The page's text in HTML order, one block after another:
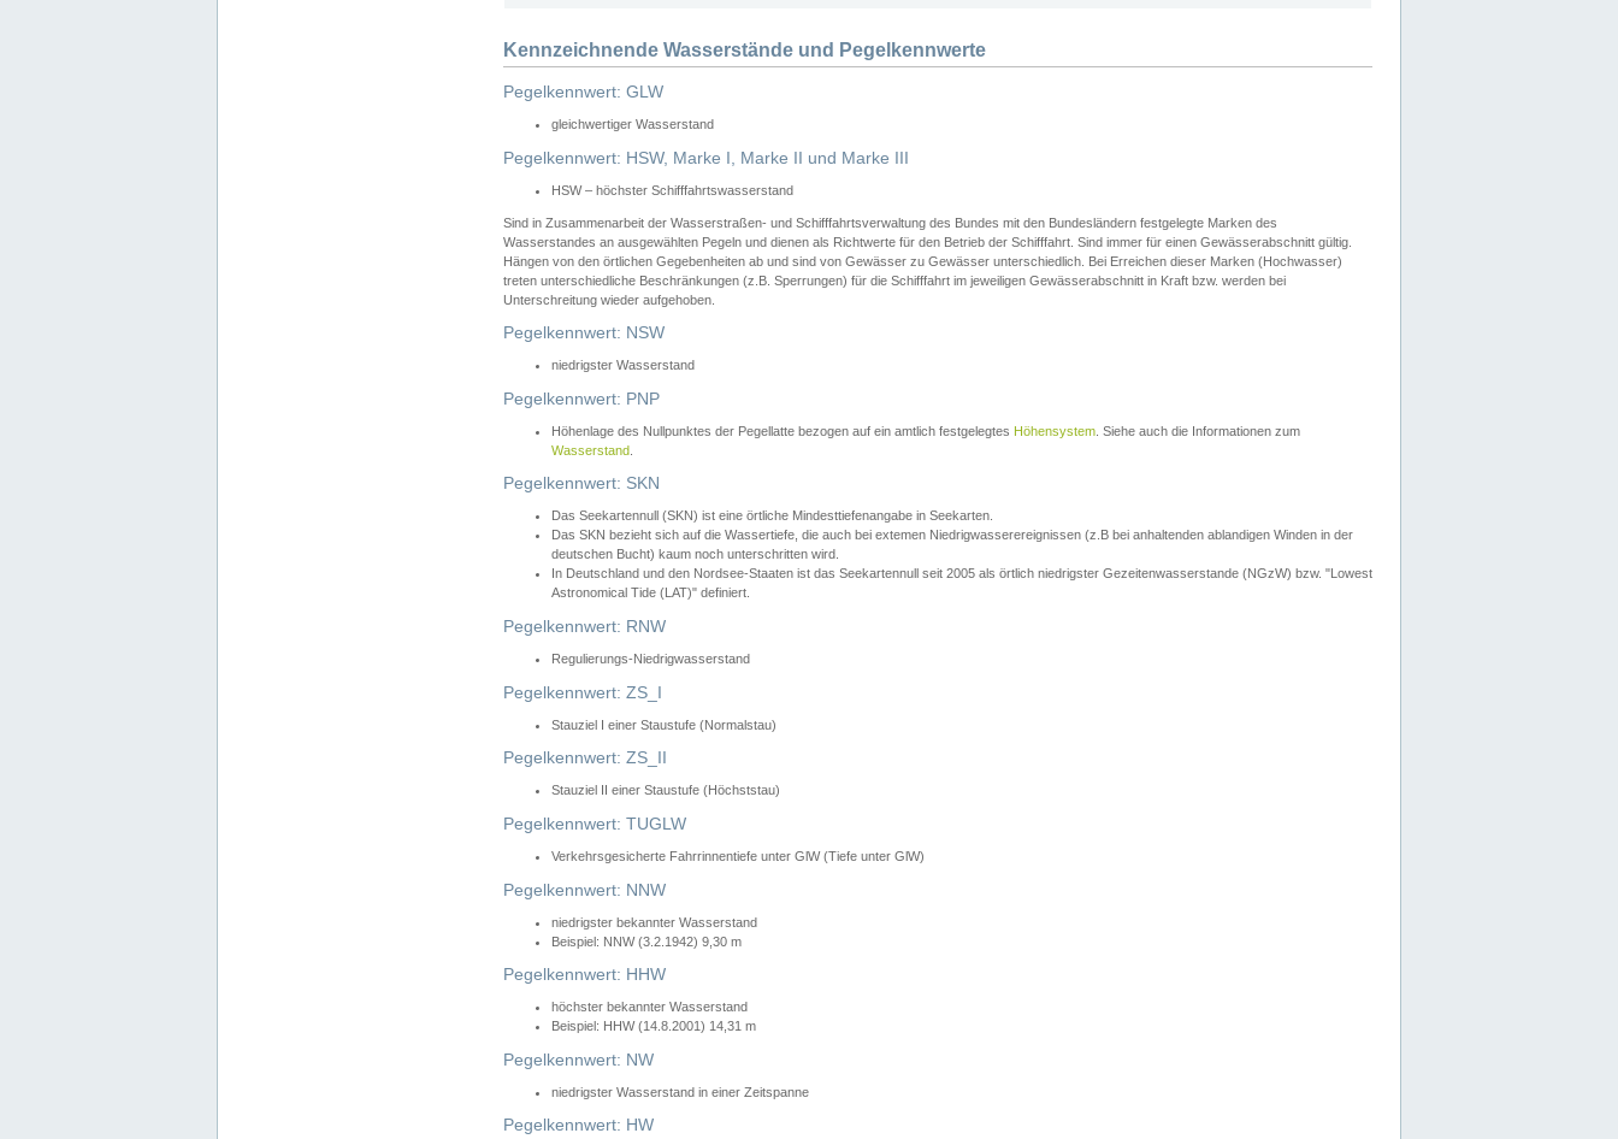
Kennzeichnende Wasserstände und Pegelkennwerte
Pegelkennwert: GLW
gleichwertiger Wasserstand
Pegelkennwert: HSW, Marke I, Marke II und Marke III
HSW – höchster Schifffahrtswasserstand
Sind in Zusammenarbeit der Wasserstraßen- und Schifffahrtsverwaltung des Bundes mit den Bundesländern festgelegte Marken des
Wasserstandes an ausgewählten Pegeln und dienen als Richtwerte für den Betrieb der Schifffahrt. Sind immer für einen Gewässerabschnitt gültig.
Hängen von den örtlichen Gegebenheiten ab und sind von Gewässer zu Gewässer unterschiedlich. Bei Erreichen dieser Marken (Hochwasser)
treten unterschiedliche Beschränkungen (z.B. Sperrungen) für die Schifffahrt im jeweiligen Gewässerabschnitt in Kraft bzw. werden bei
Unterschreitung wieder aufgehoben.
Pegelkennwert: NSW
niedrigster Wasserstand
Pegelkennwert: PNP
Höhenlage des Nullpunktes der Pegellatte bezogen auf ein amtlich festgelegtes Höhensystem . Siehe auch die Informationen zum
Wasserstand
Pegelkennwert: SKN
Das Seekartennull (SKN) ist eine örtliche Mindesttiefenangabe in Seekarten.
Das SKN bezieht sich auf die Wassertiefe, die auch bei extemen Niedrigwasserereignissen (z.B bei anhaltenden ablandigen Winden in der
deutschen Bucht) kaum noch unterschritten wird.
In Deutschland und den Nordsee-Staaten ist das Seekartennull seit 2005 als örtlich niedrigster Gezeitenwasserstande (NGzW) bzw. "Lowest
Astronomical Tide (LAT)" definiert.
Pegelkennwert: RNW
Regulierungs-Niedrigwasserstand
Pegelkennwert: ZS_I
Stauziel I einer Staustufe (Normalstau)
Pegelkennwert: ZS_II
Stauziel II einer Staustufe (Höchststau)
Pegelkennwert: TUGLW
Verkehrsgesicherte Fahrrinnentiefe unter GlW (Tiefe unter GlW)
Pegelkennwert: NNW
niedrigster bekannter Wasserstand
Beispiel: NNW (3.2.1942) 9,30 m
Pegelkennwert: HHW
höchster bekannter Wasserstand
Beispiel: HHW (14.8.2001) 14,31 m
Pegelkennwert: NW
niedrigster Wasserstand in einer Zeitspanne
Pegelkennwert: HW